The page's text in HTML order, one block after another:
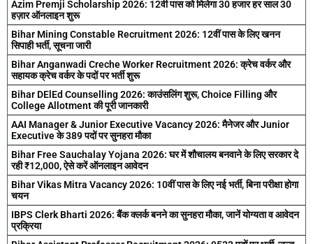
Azim Premji Scholarship 2026: 12वी पास को मिलेगा 30 हजार हर साल 30
हज़ार ऑनलाइन शुरू
Bihar Mining Constable Recruitment 2026: 12वीं पास के लिए खनन
सिपाही भर्ती, सूचना जारी
Bihar Anganwadi Creche Worker Recruitment 2026: क्रेच वर्कर और
सहायक क्रेच वर्कर के पदों पर भर्ती शुरू
Bihar DElEd Counselling 2026: काउंसलिंग शुरू, Choice Filling और
College Allotment की पूरी जानकारी
AAI Manager & Junior Executive Vacancy 2026: मैनेजर और Junior
Executive के 389 पदों पर सुनहरा मौका
Bihar Free Sauchalay Yojana 2026: घर में शौचालय बनवाने के लिए सरकार दे
रही ₹12,000, ऐसे करें ऑनलाइन आवेदन
Bihar Vikas Mitra Vacancy 2026: 10वीं पास के लिए नई भर्ती, बिना परीक्षा होगा
चयन
IBPS Clerk Bharti 2026: बैंक क्लर्क बनने का सुनहरा मौका, जानें योग्यता व आवेदन
प्रक्रिया